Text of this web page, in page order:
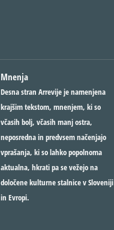
Mnenja
Desna stran Arrevije je namenjena
krajšim tekstom, mnenjem, ki so
včasih bolj, včasih manj ostra,
neposredna in predvsem načenjajo
vprašanja, ki so lahko popolnoma
aktualna, hkrati pa se vežejo na
določene kulturne stalnice v Sloveniji
in Evropi.